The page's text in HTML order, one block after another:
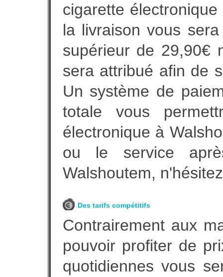
cigarette
la livraison vous
supérieur de 29,90€
sera attribué afin de
Un système de
totale vous
électronique à
ou le service
Walshoutem,
Des tarifs compétitifs
Contrairement aux
pouvoir profiter de
quotidiennes vous